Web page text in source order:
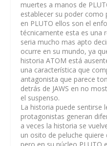
muertes a manos de
establecer su poder como
en PLUTO ellos son el
técnicamente esta es una
seria mucho mas apto
ocurre en su mundo, ya
historia ATOM está
una característica que
antagonista que parece
detrás de JAWS en no
el suspenso.
La historia puede
protagonistas generan
a veces la historia se
un osito de peluche